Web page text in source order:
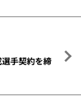
手契約を締